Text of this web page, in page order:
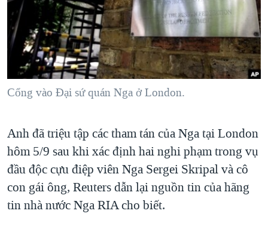
"Tìm"
NGƯỜI VIỆT HẢI NGOẠI
ĐỜI SỐNG
KINH TẾ
KHOA HỌC
SỨC KHOẺ
THỂ THAO
GIÁO DỤC
TẠI
HÀNH TRÌNH BẦU CỬ 2024
MỘT NĂM CHIẾN TRANH TẠI DẢI GAZA
GIẢI MÃ VÀNH ĐAI & CON ĐƯỜNG
NGÀY TỊ NẠN THẾ GIỚI
GROUND ZERO – XƯA VÀ NAY
CHI PHÍ CHIẾN TRANH AFGHANISTAN
CÁC GIÁ TRỊ CỘNG HÒA Ở VIỆT NAM
THƯỢNG ĐỈNH TRUMP-KIM TẠI VIỆT NAM
VIDEO
NGHE
MẠNG XÃ HỘI
Cổng vào Đại sứ quán Nga ở London.
Anh đã triệu tập các tham tán của Nga tại London
hôm 5/9 sau khi xác định hai nghi phạm trong vụ
đầu độc cựu điệp viên Nga Sergei Skripal và cô
con gái ông, Reuters dẫn lại nguồn tin của hãng
tin nhà nước Nga RIA cho biết.